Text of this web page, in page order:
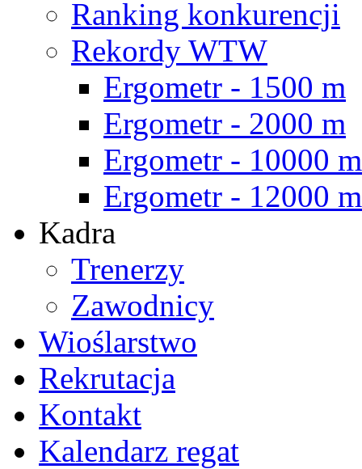
Ranking konkurencji
Rekordy WTW
Ergometr - 1500 m
Ergometr - 2000 m
Ergometr - 10000 m
Ergometr - 12000 m
Kadra
Trenerzy
Zawodnicy
Wioślarstwo
Rekrutacja
Kontakt
Kalendarz regat